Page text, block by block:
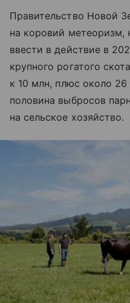
Правительство Новой
на коровий метеоризм,
ввести в действие в
крупного рогатого
к 10 млн, плюс около
половина выбросов
на сельское хозяйство.